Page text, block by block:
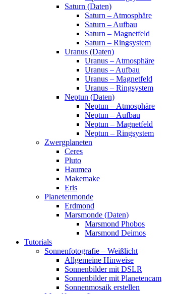
Saturn (Daten)
Saturn – Atmosphäre
Saturn – Aufbau
Saturn – Magnetfeld
Saturn – Ringsystem
Uranus (Daten)
Uranus – Atmosphäre
Uranus – Aufbau
Uranus – Magnetfeld
Uranus – Ringsystem
Neptun (Daten)
Neptun – Atmosphäre
Neptun – Aufbau
Neptun – Magnetfeld
Neptun – Ringsystem
Zwergplaneten
Ceres
Pluto
Haumea
Makemake
Eris
Planetenmonde
Erdmond
Marsmonde (Daten)
Marsmond Phobos
Marsmond Deimos
Tutorials
Sonnenfotografie – Weißlicht
Allgemeine Hinweise
Sonnenbilder mit DSLR
Sonnenbilder mit Planetencam
Sonnenmosaik erstellen